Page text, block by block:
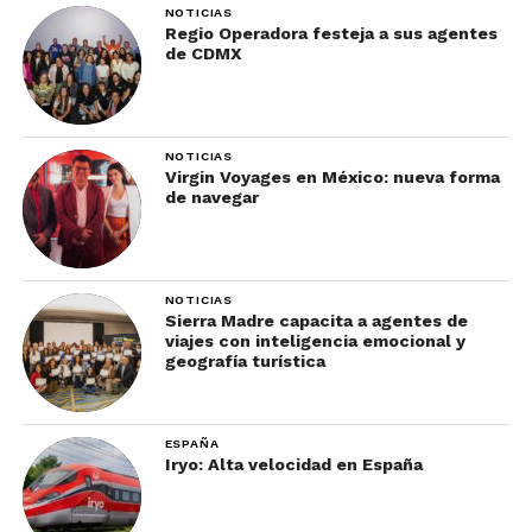
Ahora que ya conoces las novedades del turismo
en Querétaro, te invitamos adescubrirlas
experiencias imperdibles que vivir en este estado.
NOTICIAS
Regio Operadora festeja a sus agentes
de CDMX
NOTICIAS
Virgin Voyages en México: nueva forma
de navegar
NOTICIAS
Sierra Madre capacita a agentes de
viajes con inteligencia emocional y
geografía turística
ESPAÑA
Iryo: Alta velocidad en España